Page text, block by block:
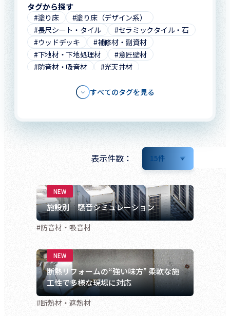
タグから探す
#塗り床
#塗り床（デザイン系）
#長尺シート・タイル
#セラミックタイル・石
#ウッドデッキ
#補修材・副資材
#下地材・下地処理材
#意匠壁材
#防音材・吸音材
#光天井材
#エキスパンションジョイントカバー
すべてのタグを見る
表示件数： 15件
施設別 騒音シミュレーション
#防音材・吸音材
断熱リフォームの“強い味方” 柔軟な施
工性で多様な現場に対応
#断熱材・遮熱材